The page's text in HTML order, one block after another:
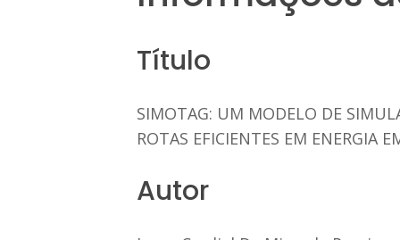
Título
SIMOTAG: UM MODELO DE
ROTAS EFICIENTES EM ENERGIA
Autor